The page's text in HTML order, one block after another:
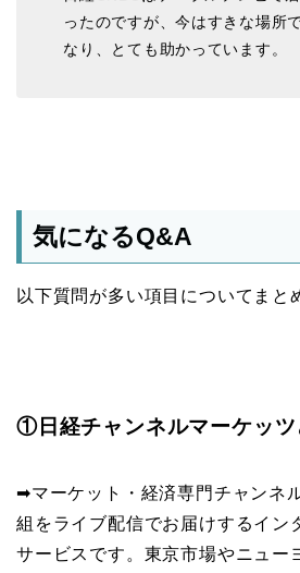
ったのですが、今はすきな場所
なり、とても助かっています。
気になるQ&A
以下質問が多い項目についてまと
①日経チャンネルマーケッツ
➡︎マーケット・経済専門チャンネ
組をライブ配信でお届けするイン
サービスです。東京市場やニュー